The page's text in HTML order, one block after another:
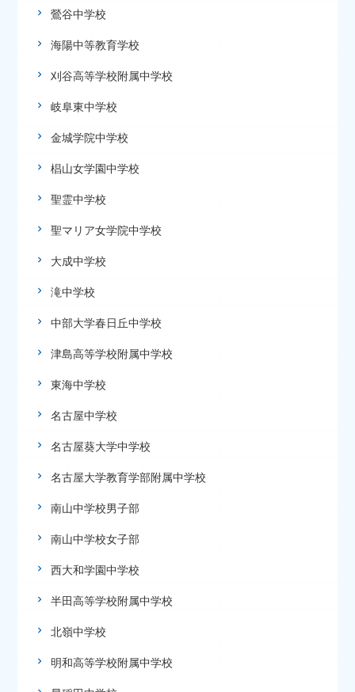
鶯谷中学校
海陽中等教育学校
刈谷高等学校附属中学校
岐阜東中学校
金城学院中学校
椙山女学園中学校
聖霊中学校
聖マリア女学院中学校
大成中学校
滝中学校
中部大学春日丘中学校
津島高等学校附属中学校
東海中学校
名古屋中学校
名古屋葵大学中学校
名古屋大学教育学部附属中学校
南山中学校男子部
南山中学校女子部
西大和学園中学校
半田高等学校附属中学校
北嶺中学校
明和高等学校附属中学校